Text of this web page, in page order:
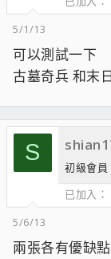
5/1/13
可以測試一下
古墓奇兵 和末
S
初級會員
已加入
5/6/13
兩張各有優缺